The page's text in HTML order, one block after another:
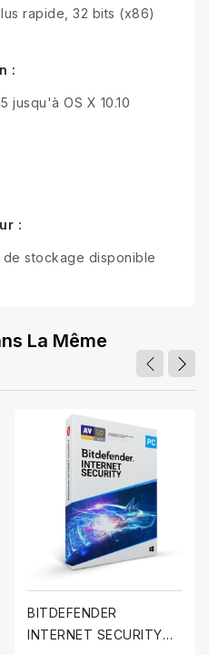
rapide, 32 bits (x86)
:
jusqu'à OS X 10.10
:
stockage disponible
La Même
BITDEFENDER
INTERNET SECURITY